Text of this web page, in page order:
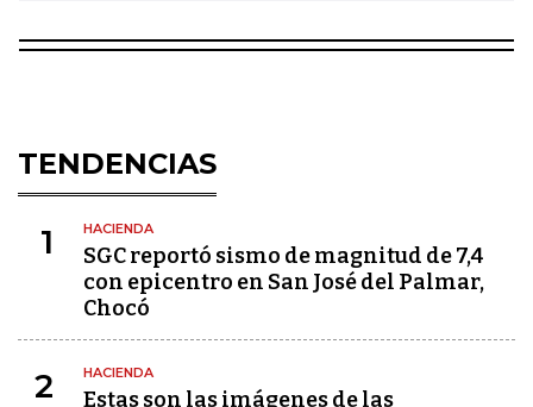
TENDENCIAS
1 HACIENDA
SGC reportó sismo de magnitud de 7,4
con epicentro en San José del Palmar,
Chocó
2 HACIENDA
Estas son las imágenes de las